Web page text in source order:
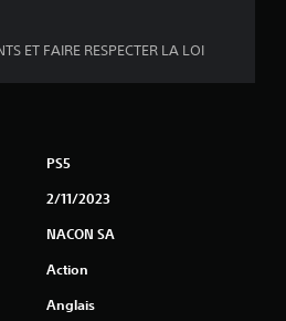
r
ET FAIRE RESPECTER LA LOI
PS5
2/11/2023
NACON SA
Action
Anglais